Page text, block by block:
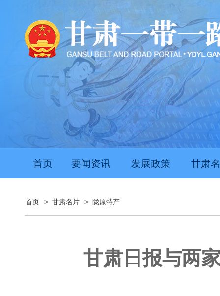
首页 要闻资讯 发展政策 甘肃
首页 > 甘肃名片 > 陇原特产
甘肃日报与两